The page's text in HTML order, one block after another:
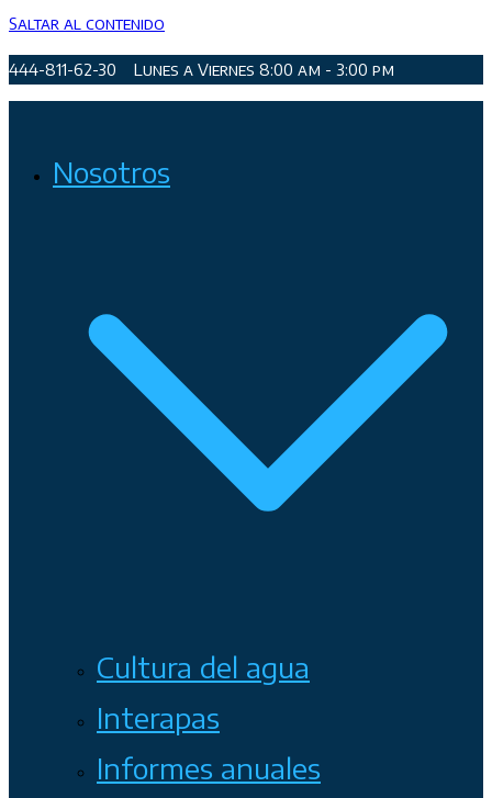
Saltar al contenido
444-811-62-30 Lunes a Viernes 8:00 am - 3:00 pm
Organismo Operador de Agua Potable, Alcantarillado y
Saneamiento de San Luis Potosí, Soledad de Graciano Sánchez
Nosotros
Cultura del agua
Interapas
Informes anuales